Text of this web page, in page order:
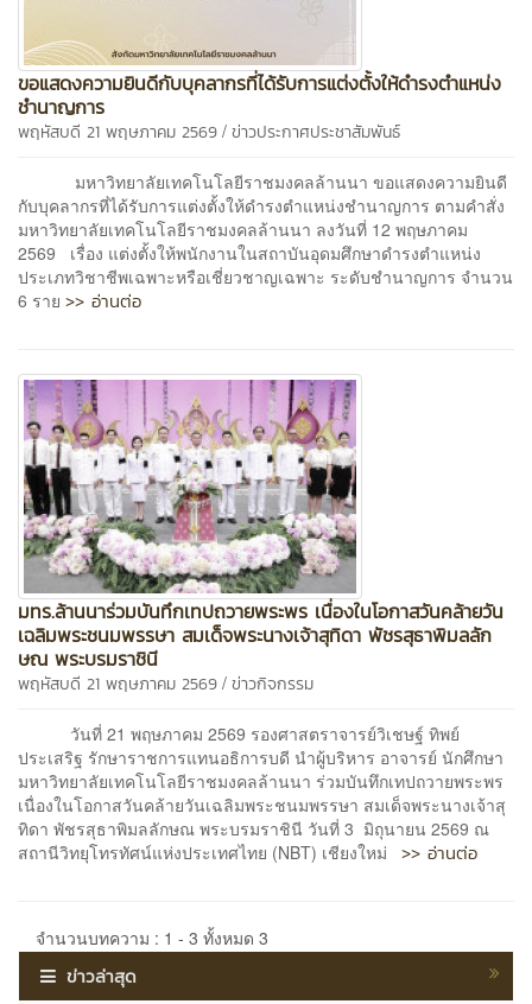
ขอแสดงความยินดีกับบุคลากรที่ได้รับการแต่งตั้งให้ดำรงตำแหน่ง
ชำนาญการ
พฤหัสบดี 21 พฤษภาคม 2569 / ข่าวประกาศประชาสัมพันธ์
มหาวิทยาลัยเทคโนโลยีราชมงคลล้านนา ขอแสดงความยินดี
กับบุคลากรที่ได้รับการแต่งตั้งให้ดำรงตำแหน่งชำนาญการ ตามคำสั่ง
มหาวิทยาลัยเทคโนโลยีราชมงคลล้านนา ลงวันที่ 12 พฤษภาคม
2569 เรื่อง แต่งตั้งให้พนักงานในสถาบันอุดมศึกษาดำรงตำแหน่ง
ประเภทวิชาชีพเฉพาะหรือเชี่ยวชาญเฉพาะ ระดับชำนาญการ จำนวน
6 ราย >> อ่านต่อ
มทร.ล้านนาร่วมบันทึกเทปถวายพระพร เนื่องในโอกาสวันคล้ายวัน
เฉลิมพระชนมพรรษา สมเด็จพระนางเจ้าสุทิดา พัชรสุธาพิมลลัก
ษณ พระบรมราชินี
พฤหัสบดี 21 พฤษภาคม 2569 / ข่าวกิจกรรม
วันที่ 21 พฤษภาคม 2569 รองศาสตราจารย์วิเชษฐ์ ทิพย์
ประเสริฐ รักษาราชการแทนอธิการบดี นำผู้บริหาร อาจารย์ นักศึกษา
มหาวิทยาลัยเทคโนโลยีราชมงคลล้านนา ร่วมบันทึกเทปถวายพระพร
เนื่องในโอกาสวันคล้ายวันเฉลิมพระชนมพรรษา สมเด็จพระนางเจ้าสุ
ทิดา พัชรสุธาพิมลลักษณ พระบรมราชินี วันที่ 3 มิถุนายน 2569 ณ
สถานีวิทยุโทรทัศน์แห่งประเทศไทย (NBT) เชียงใหม่ >> อ่านต่อ
จำนวนบทความ : 1 - 3 ทั้งหมด 3
ข่าวล่าสุด